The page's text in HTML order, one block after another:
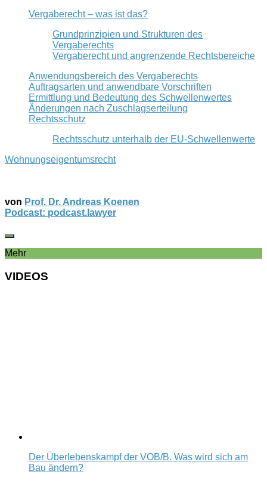
Vergaberecht – was ist das?
Grundprinzipien und Strukturen des
Vergaberechts
Vergaberecht und angrenzende Rechtsbereiche
Anwendungsbereich des Vergaberechts
Auftragsarten und anwendbare Vorschriften
Ermittlung und Bedeutung des Schwellenwertes
Änderungen nach Zuschlagserteilung
Rechtsschutz
Rechtsschutz unterhalb der EU-Schwellenwerte
Wohnungseigentumsrecht
von Prof. Dr. Andreas Koenen
Podcast: podcast.lawyer
Mehr
VIDEOS
Der Überlebenskampf der VOB/B. Was wird sich am
Bau ändern?